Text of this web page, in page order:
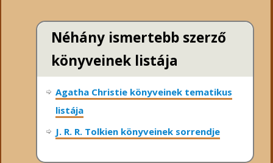
Néhány ismertebb szerző
könyveinek listája
Agatha Christie könyveinek tematikus
listája
J. R. R. Tolkien könyveinek sorrendje